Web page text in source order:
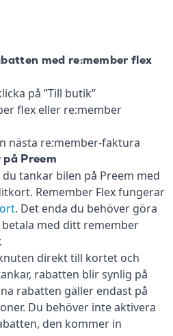
med re:member flex
på ”Till butik”
flex eller re:member
nästa re:member-faktura
Preem
tankar bilen på Preem med
Remember Flex fungerar
. Det enda du behöver göra
med ditt remember
direkt till kortet och
rabatten blir synlig på
rabatten gäller endast på
Du behöver inte aktivera
den kommer in